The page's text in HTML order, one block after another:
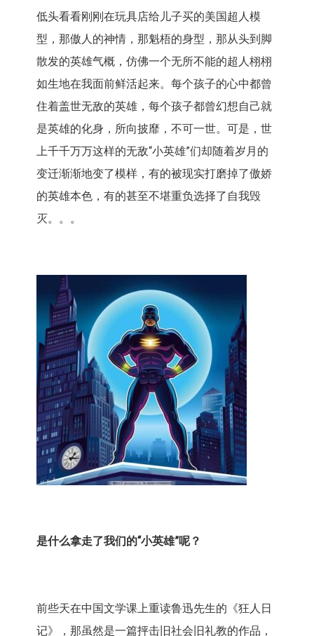
低头看看刚刚在玩具店给儿子买的美国超人模
型，那傲人的神情，那魁梧的身型，那从头到脚
散发的英雄气概，仿佛一个无所不能的超人栩栩
如生地在我面前鲜活起来。每个孩子的心中都曾
住着盖世无敌的英雄，每个孩子都曾幻想自己就
是英雄的化身，所向披靡，不可一世。可是，世
上千千万万这样的无敌“小英雄”们却随着岁月的
变迁渐渐地变了模样，有的被现实打磨掉了傲娇
的英雄本色，有的甚至不堪重负选择了自我毁
灭。。。
是什么拿走了我们的“小英雄”呢？
前些天在中国文学课上重读鲁迅先生的《狂人日
记》，那虽然是一篇抨击旧社会旧礼教的作品，